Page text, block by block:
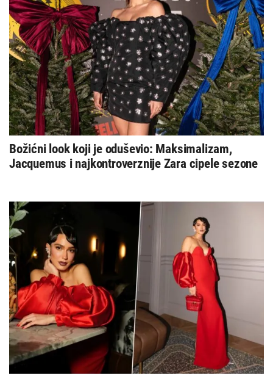
Božićni look koji je oduševio: Maksimalizam,
Jacquemus i najkontroverznije Zara cipele sezone